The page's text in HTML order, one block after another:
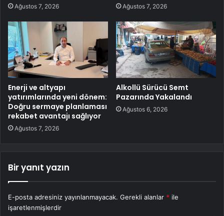
Ağustos 7, 2026 Ağustos 7, 2026
Enerji ve altyapı
yatırımlarında yeni dönem:
Doğru sermaye planlaması
rekabet avantajı sağlıyor
Ağustos 7, 2026
Alkollü Sürücü Semt
Pazarında Yakalandı
Ağustos 6, 2026
Bir yanıt yazın
E-posta adresiniz yayınlanmayacak. Gerekli alanlar * ile
işaretlenmişlerdir